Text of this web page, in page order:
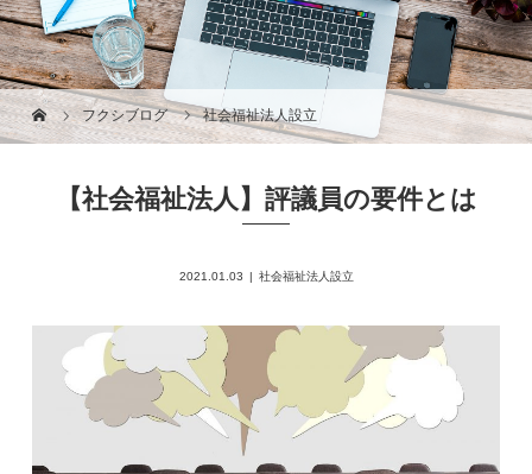
フクシブログ 社会福祉法人設立
【社会福祉法人】評議員の要件とは
2021.01.03 社会福祉法人設立